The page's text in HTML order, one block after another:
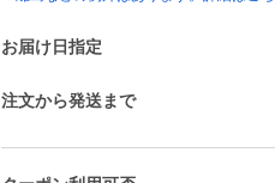
お届け日指定
注文から発送まで